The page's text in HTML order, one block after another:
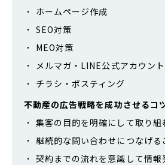
ホームページ作成
SEO対策
MEO対策
メルマガ・LINE公式アカウント
チラシ・ポスティング
不動産の広告戦略を成功させるコ
集客の目的を明確にして取り
継続的な問い合わせにつなげる
契約までの流れを意識して情報